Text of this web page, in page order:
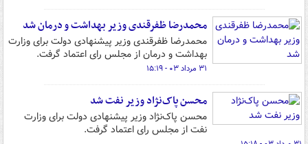
محمدرضا ظفرقندی وزیر بهداشت و درمان شد
محمدرضا ظفرقندی وزیر پیشنهادی دولت برای وزارت
بهداشت و درمان از مجلس رای اعتماد گرفت.
۳۱ مرداد ۰۳ - ۱۵:۱۹
محسن پاک‌نژاد وزیر نفت شد
محسن پاک‌نژاد وزیر پیشنهادی دولت برای وزارت
نفت از مجلس رای اعتماد گرفت.